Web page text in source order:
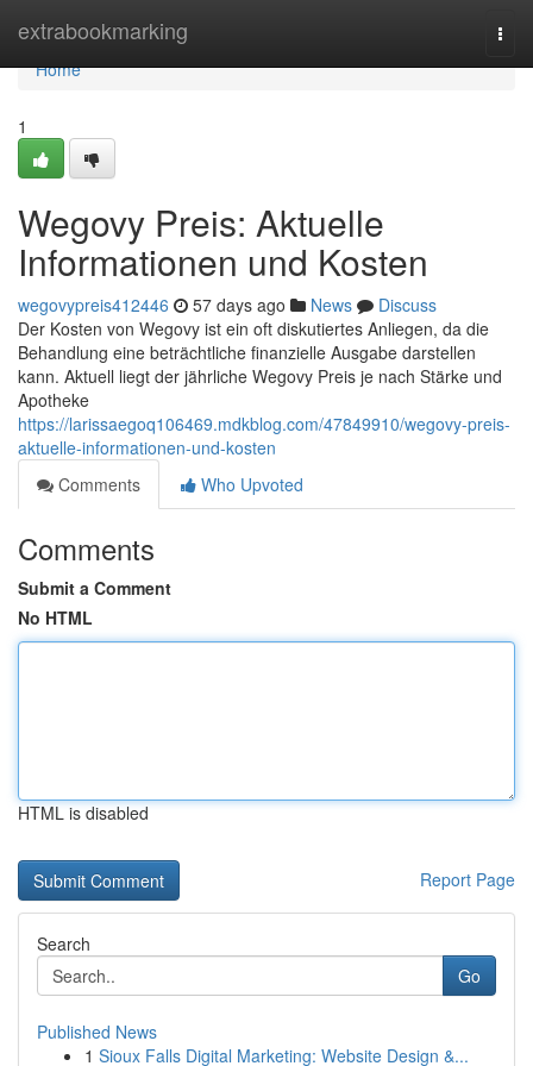
extrabookmarking
Home
Home
1
Wegovy Preis: Aktuelle
Informationen und Kosten
wegovypreis412446 57 days ago News
Discuss
Der Kosten von Wegovy ist ein oft diskutiertes Anliegen, da die
Behandlung eine beträchtliche finanzielle Ausgabe darstellen
kann. Aktuell liegt der jährliche Wegovy Preis je nach Stärke und
Apotheke
https://larissaegoq106469.mdkblog.com/47849910/wegovy-preis-
aktuelle-informationen-und-kosten
Comments
Who Upvoted
Comments
Submit a Comment
No HTML
HTML is disabled
Report Page
Search
Go
Published News
1 Sioux Falls Digital Marketing: Website Design &...